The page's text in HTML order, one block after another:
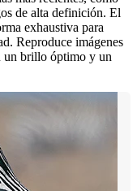
de alta definición. El
exhaustiva para
Reproduce imágenes
un brillo óptimo y un